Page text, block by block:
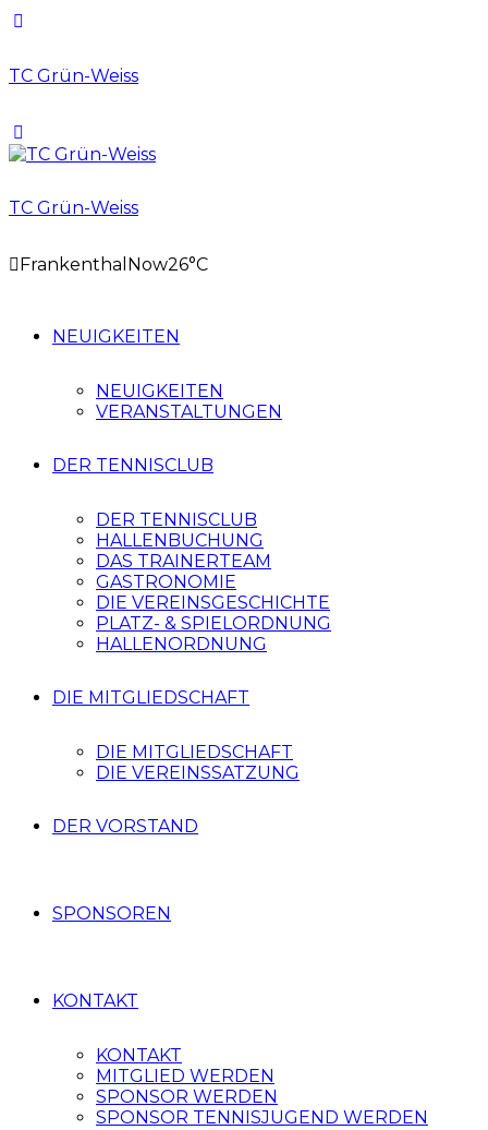
TC Grün-Weiss
TC Grün-Weiss
Frankenthal Now26°C
NEUIGKEITEN
NEUIGKEITEN
VERANSTALTUNGEN
DER TENNISCLUB
DER TENNISCLUB
HALLENBUCHUNG
DAS TRAINERTEAM
GASTRONOMIE
DIE VEREINSGESCHICHTE
PLATZ- & SPIELORDNUNG
HALLENORDNUNG
DIE MITGLIEDSCHAFT
DIE MITGLIEDSCHAFT
DIE VEREINSSATZUNG
DER VORSTAND
SPONSOREN
KONTAKT
KONTAKT
MITGLIED WERDEN
SPONSOR WERDEN
SPONSOR TENNISJUGEND WERDEN